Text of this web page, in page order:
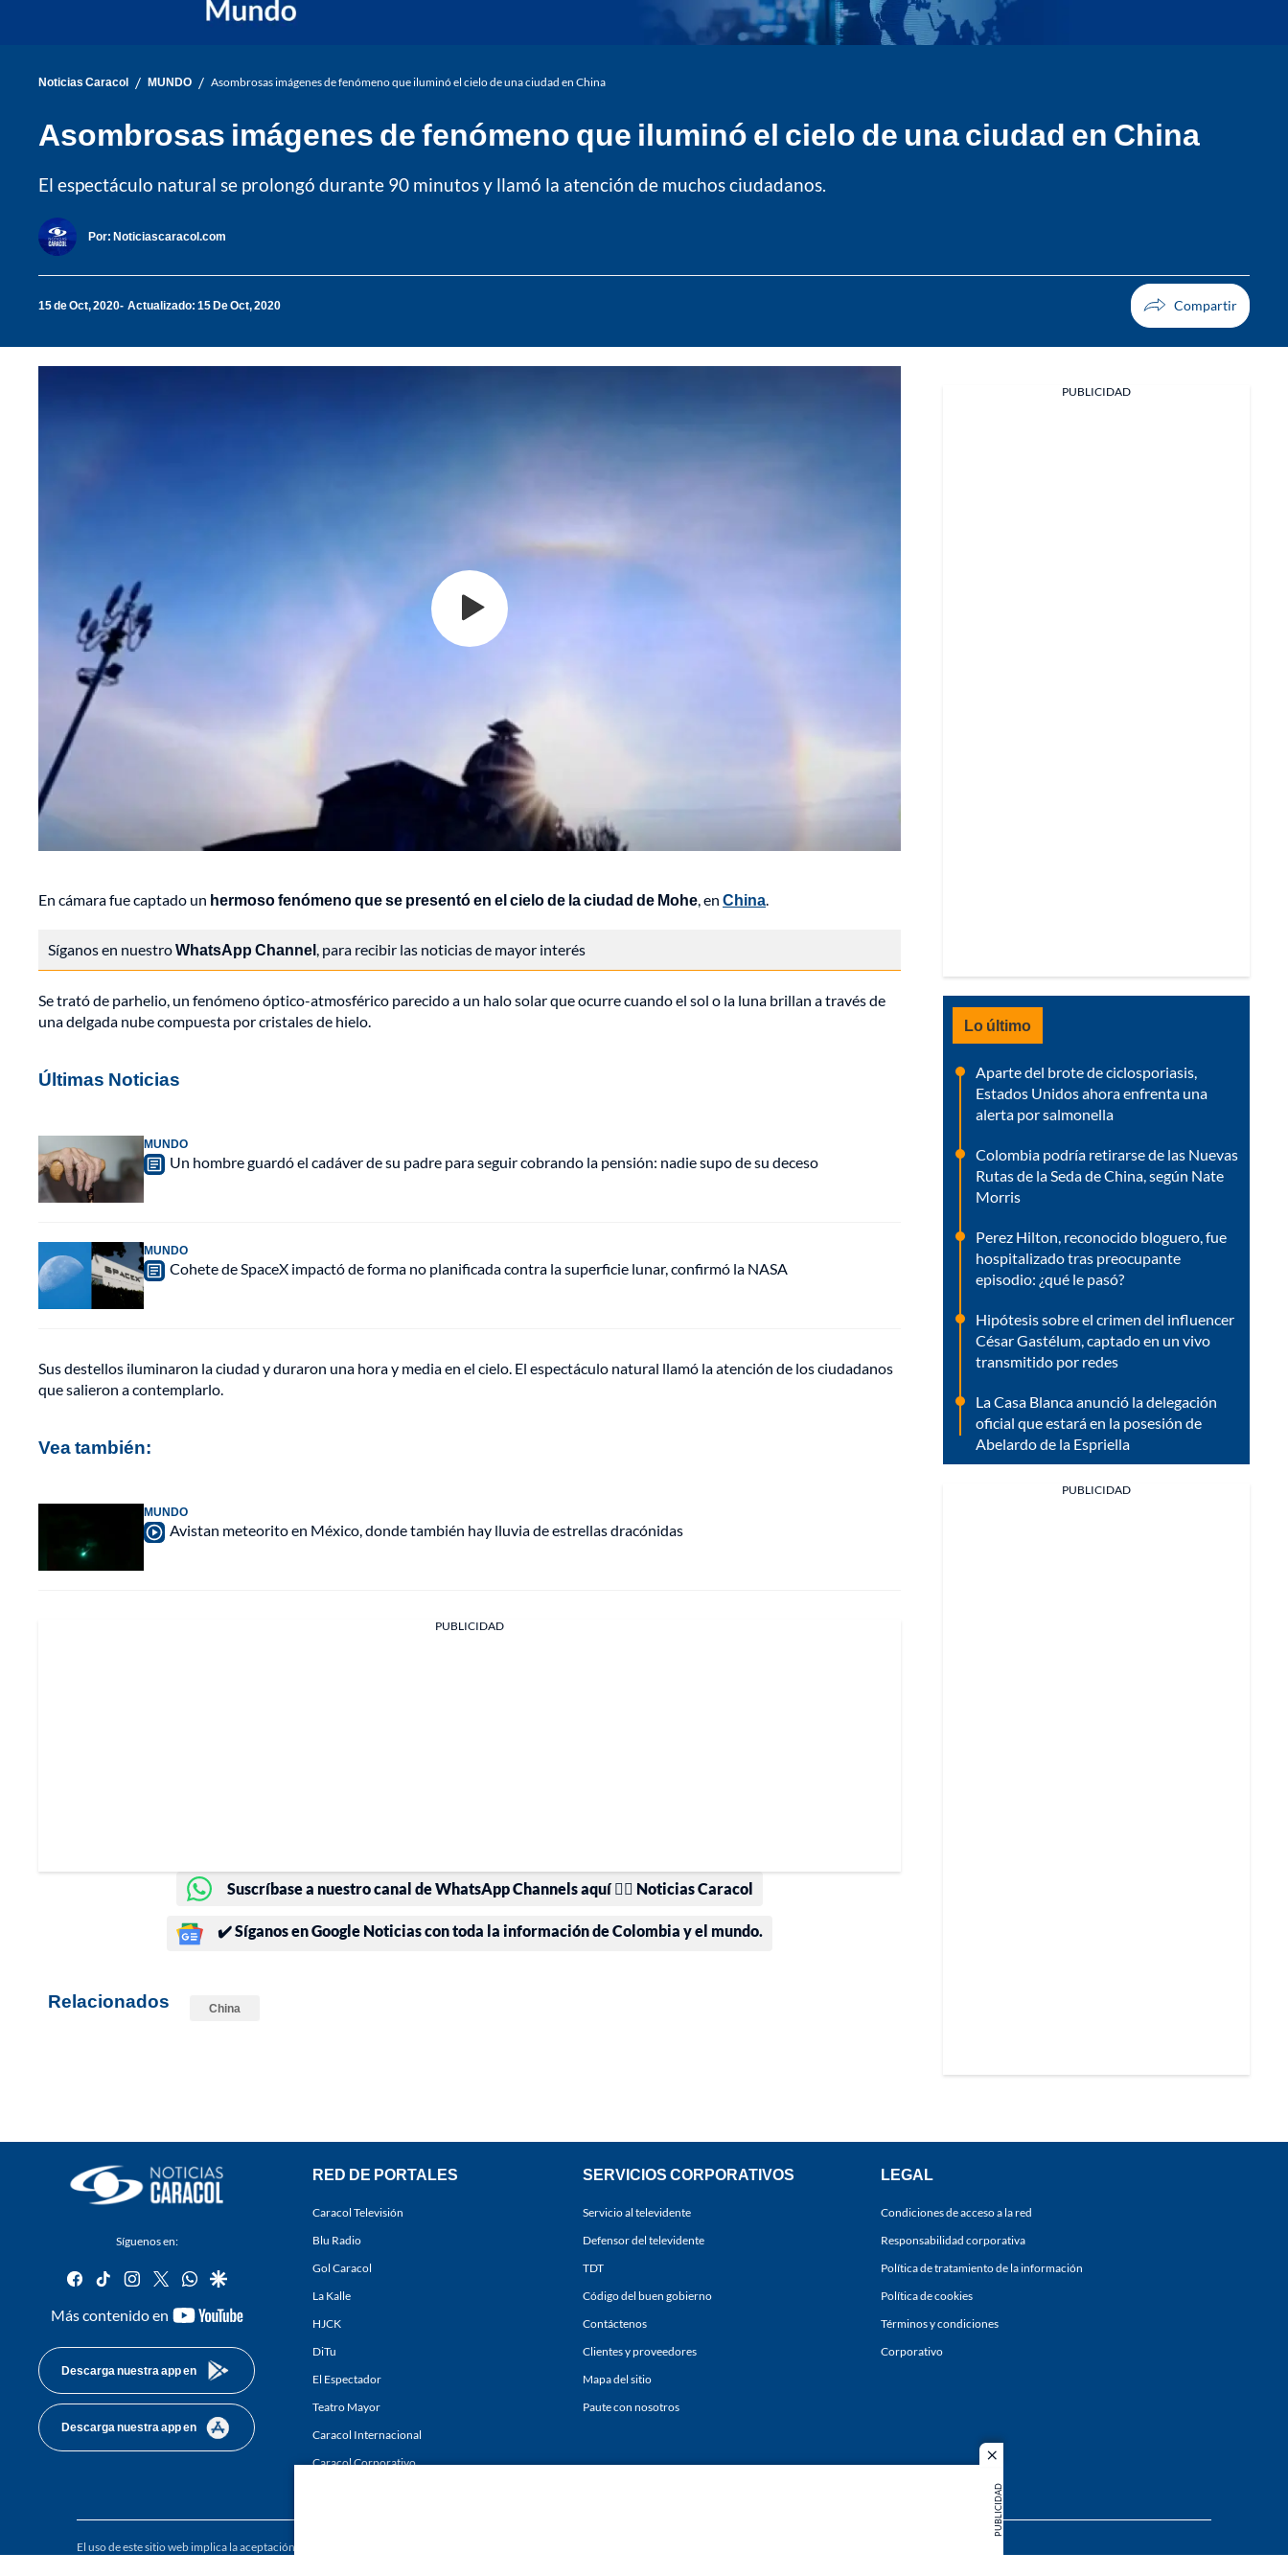
close
PUBLICIDAD
Noticias Caracol / MUNDO / Asombrosas imágenes de fenómeno que iluminó el cielo de una ciudad en China
Asombrosas imágenes de fenómeno que iluminó el cielo de una ciudad en China
El espectáculo natural se prolongó durante 90 minutos y llamó la atención de muchos ciudadanos.
Por: Noticiascaracol.com
15 de Oct, 2020 Actualizado: 15 De Oct, 2020
En cámara fue captado un hermoso fenómeno que se presentó en el cielo de la ciudad de Mohe, en China.
Síganos en nuestroWhatsApp Channel, para recibir las noticias de mayor interés
Se trató de parhelio, un fenómeno óptico-atmosférico parecido a un halo solar que ocurre cuando el sol o la luna brillan a través de
una delgada nube compuesta por cristales de hielo.
Últimas Noticias
MUNDO
Un hombre guardó el cadáver de su padre para seguir cobrando la pensión: nadie supo de su deceso
MUNDO
Cohete de SpaceX impactó de forma no planificada contra la superficie lunar, confirmó la NASA
Sus destellos iluminaron la ciudad y duraron una hora y media en el cielo. El espectáculo natural llamó la atención de los ciudadanos
que salieron a contemplarlo.
Vea también:
MUNDO
Avistan meteorito en México, donde también hay lluvia de estrellas dracónidas
PUBLICIDAD
Suscríbase a nuestro canal de WhatsApp Channels aquí 👉🏻 Noticias Caracol
✔️ Síganos en Google Noticias con toda la información de Colombia y el mundo.
Relacionados China
PUBLICIDAD
Lo último
Aparte del brote de ciclosporiasis,
Estados Unidos ahora enfrenta una
alerta por salmonella
Colombia podría retirarse de las Nuevas
Rutas de la Seda de China, según Nate
Morris
Perez Hilton, reconocido bloguero, fue
hospitalizado tras preocupante
episodio: ¿qué le pasó?
Hipótesis sobre el crimen del influencer
César Gastélum, captado en un vivo
transmitido por redes
La Casa Blanca anunció la delegación
oficial que estará en la posesión de
Abelardo de la Espriella
PUBLICIDAD
Síguenos en:
facebook
tiktok instagram
twitterwhatsapp
google
Más contenido en
youtube-
Descarga nuestra app en
Descarga nuestra app en
RED DE PORTALES
Caracol Televisión
Blu Radio
Gol Caracol
La Kalle
HJCK
DiTu
El Espectador
Teatro Mayor
Caracol Internacional
Caracol Corporativo
SERVICIOS CORPORATIVOS
Servicio al televidente
Defensor del televidente
TDT
Código del buen gobierno
Contáctenos
Clientes y proveedores
Mapa del sitio
Paute con nosotros
LEGAL
Condiciones de acceso a la red
Responsabilidad corporativa
Política de tratamiento de la información
Política de cookies
Términos y condiciones
Corporativo
El uso de este sitio web implica la aceptación de los